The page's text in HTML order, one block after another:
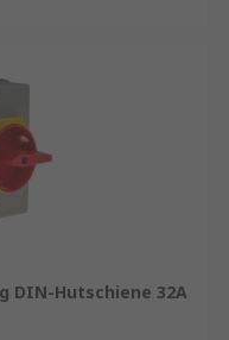
DIN-Hutschiene 32A